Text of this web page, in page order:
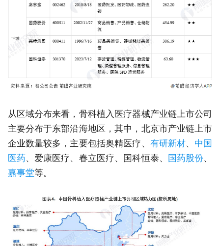
从区域分布来看，骨科植入医疗器械产业链上市公司
主要分布于东部沿海地区，其中，北京市产业链上市
企业数量较多，主要包括奥精医疗、 有研新材、 中国
医药、爱康医疗、春立医疗、国科恒泰、 国药股份、
嘉事堂等。